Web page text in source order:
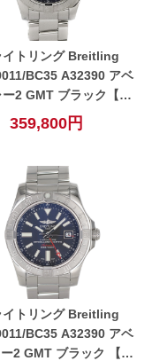
イトリング Breitling
BC35 A32390 アベ
ー2 GMT ブラック【中
359,800円
イトリング Breitling
BC35 A32390 アベ
2 GMT ブラック 【中